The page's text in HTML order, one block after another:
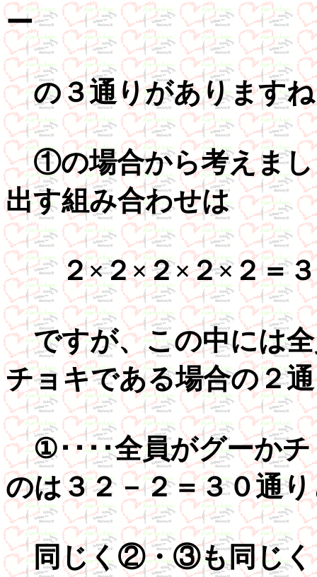
ー
の３通りがあります
①の場合から考えまし
出す組み合わせは
２×２×２×２×２＝３
ですが、この中には全
チョキである場合の２
①････全員がグーかチ
のは３２－２＝３０通
同じく②・③も同じく